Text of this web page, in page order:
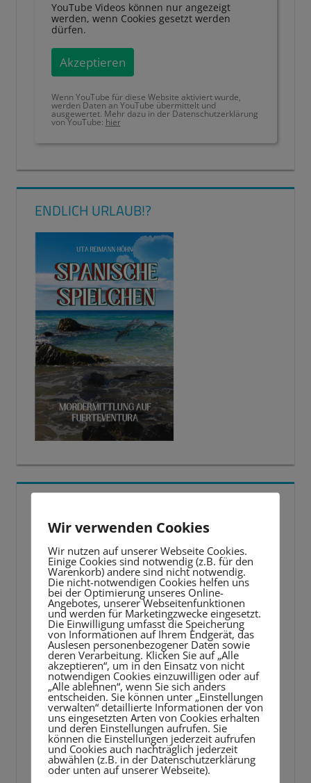
YouTube Videos können nur angezeigt
werden, wenn Cookies gesetzt werden
dürfen.
Akzeptieren
Wenn YouTube für diese Website aktiviert wurde,
werden Daten an YouTube übermittelt und
ausgewertet. Mehr dazu in der Datenschutzerklärung
von YouTube: hier
HUSTEN
ENDLICH URLAUB!?
Video-
Player
Wir verwenden Cookies
Wir nutzen auf unserer Webseite Cookies.
Einige Cookies sind notwendig (z.B. für den
Warenkorb) andere sind nicht notwendig.
Die nicht-notwendigen Cookies helfen uns
bei der Optimierung unseres Online-
Angebotes, unserer Webseitenfunktionen
und werden für Marketingzwecke eingesetzt.
Die Einwilligung umfasst die Speicherung
von Informationen auf Ihrem Endgerät, das
Auslesen personenbezogener Daten sowie
deren Verarbeitung. Klicken Sie auf „Alle
akzeptieren“, um in den Einsatz von nicht
notwendigen Cookies einzuwilligen oder auf
„Alle ablehnen“, wenn Sie sich anders
entscheiden. Sie können unter „Einstellungen
verwalten“ detaillierte Informationen der von
uns eingesetzten Arten von Cookies erhalten
und deren Einstellungen aufrufen. Sie
können die Einstellungen jederzeit aufrufen
und Cookies auch nachträglich jederzeit
abwählen (z.B. in der Datenschutzerklärung
oder unten auf unserer Webseite).